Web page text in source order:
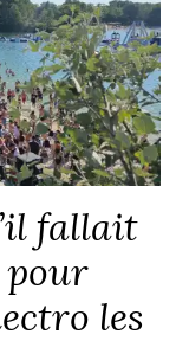
fallait
pour
les